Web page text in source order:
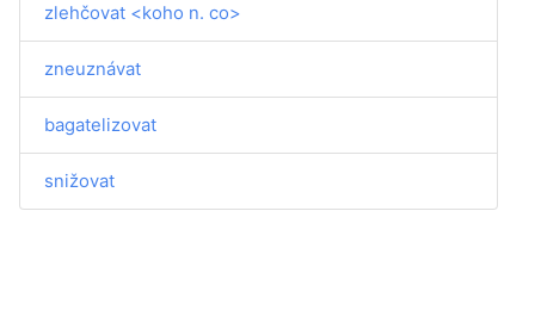
zlehčovat <koho n. co>
zneuznávat
bagatelizovat
snižovat